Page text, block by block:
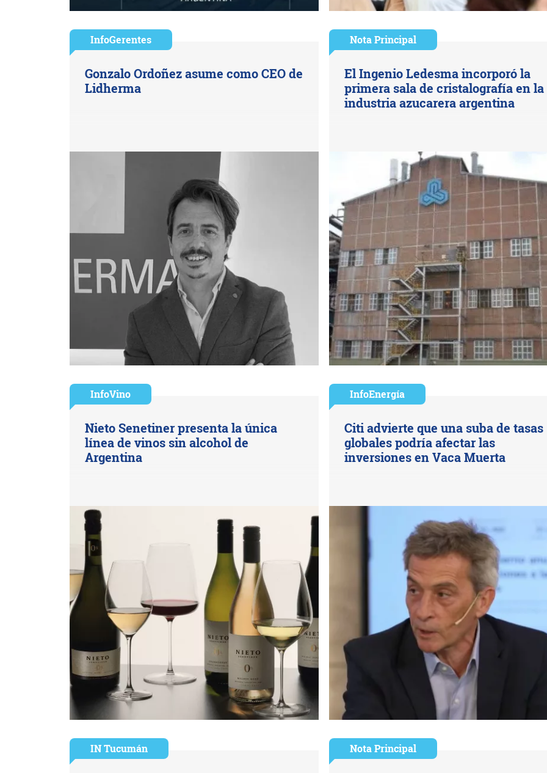
InfoGerentes
Gonzalo Ordoñez asume como CEO de
Lidherma
Nota Principal
El Ingenio Ledesma incorporó la
primera sala de cristalografía en la
industria azucarera argentina
InfoVino
Nieto Senetiner presenta la única
línea de vinos sin alcohol de
Argentina
InfoEnergía
Citi advierte que una suba de tasas
globales podría afectar las
inversiones en Vaca Muerta
IN Tucumán Nota Principal